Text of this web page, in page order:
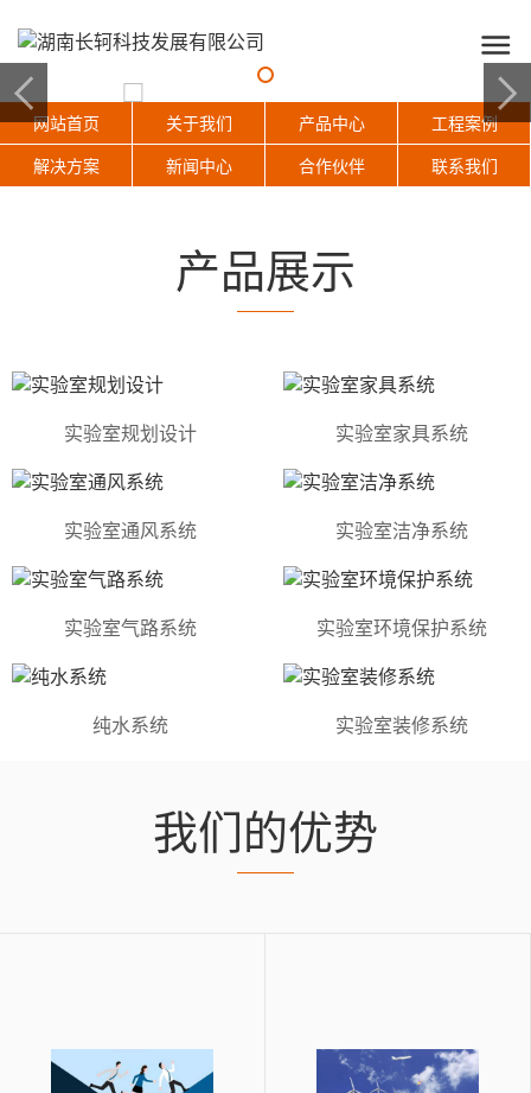
网站首页 关于我们 产品中心
工程案例
解决方案
新闻中心 合作伙伴 联系我们
产品展示
实验室规划设计 实验室家具系统
实验室通风系统 实验室洁净系统
实验室气路系统 实验室环境保护系统
纯水系统 实验室装修系统
我们的优势